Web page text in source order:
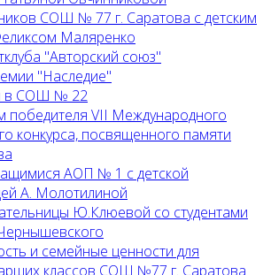
СОШ № 77 г. Саратова с детским
Маляренко
"Авторский союз"
"Наследие"
в СОШ № 22
победителя VII Международного
конкурса, посвященного памяти
АОП № 1 с детской
А. Молотилиной
Ю.Клюевой со студентами
и семейные ценности для
классов СОШ №77 г. Саратова